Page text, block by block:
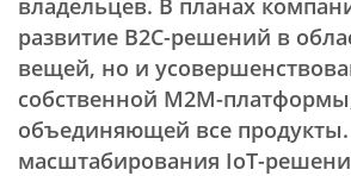
владельцев. В планах
развитие B2C-решений в
вещей, но и
собственной M2M-
объединяющей все
масштабирования IoT-